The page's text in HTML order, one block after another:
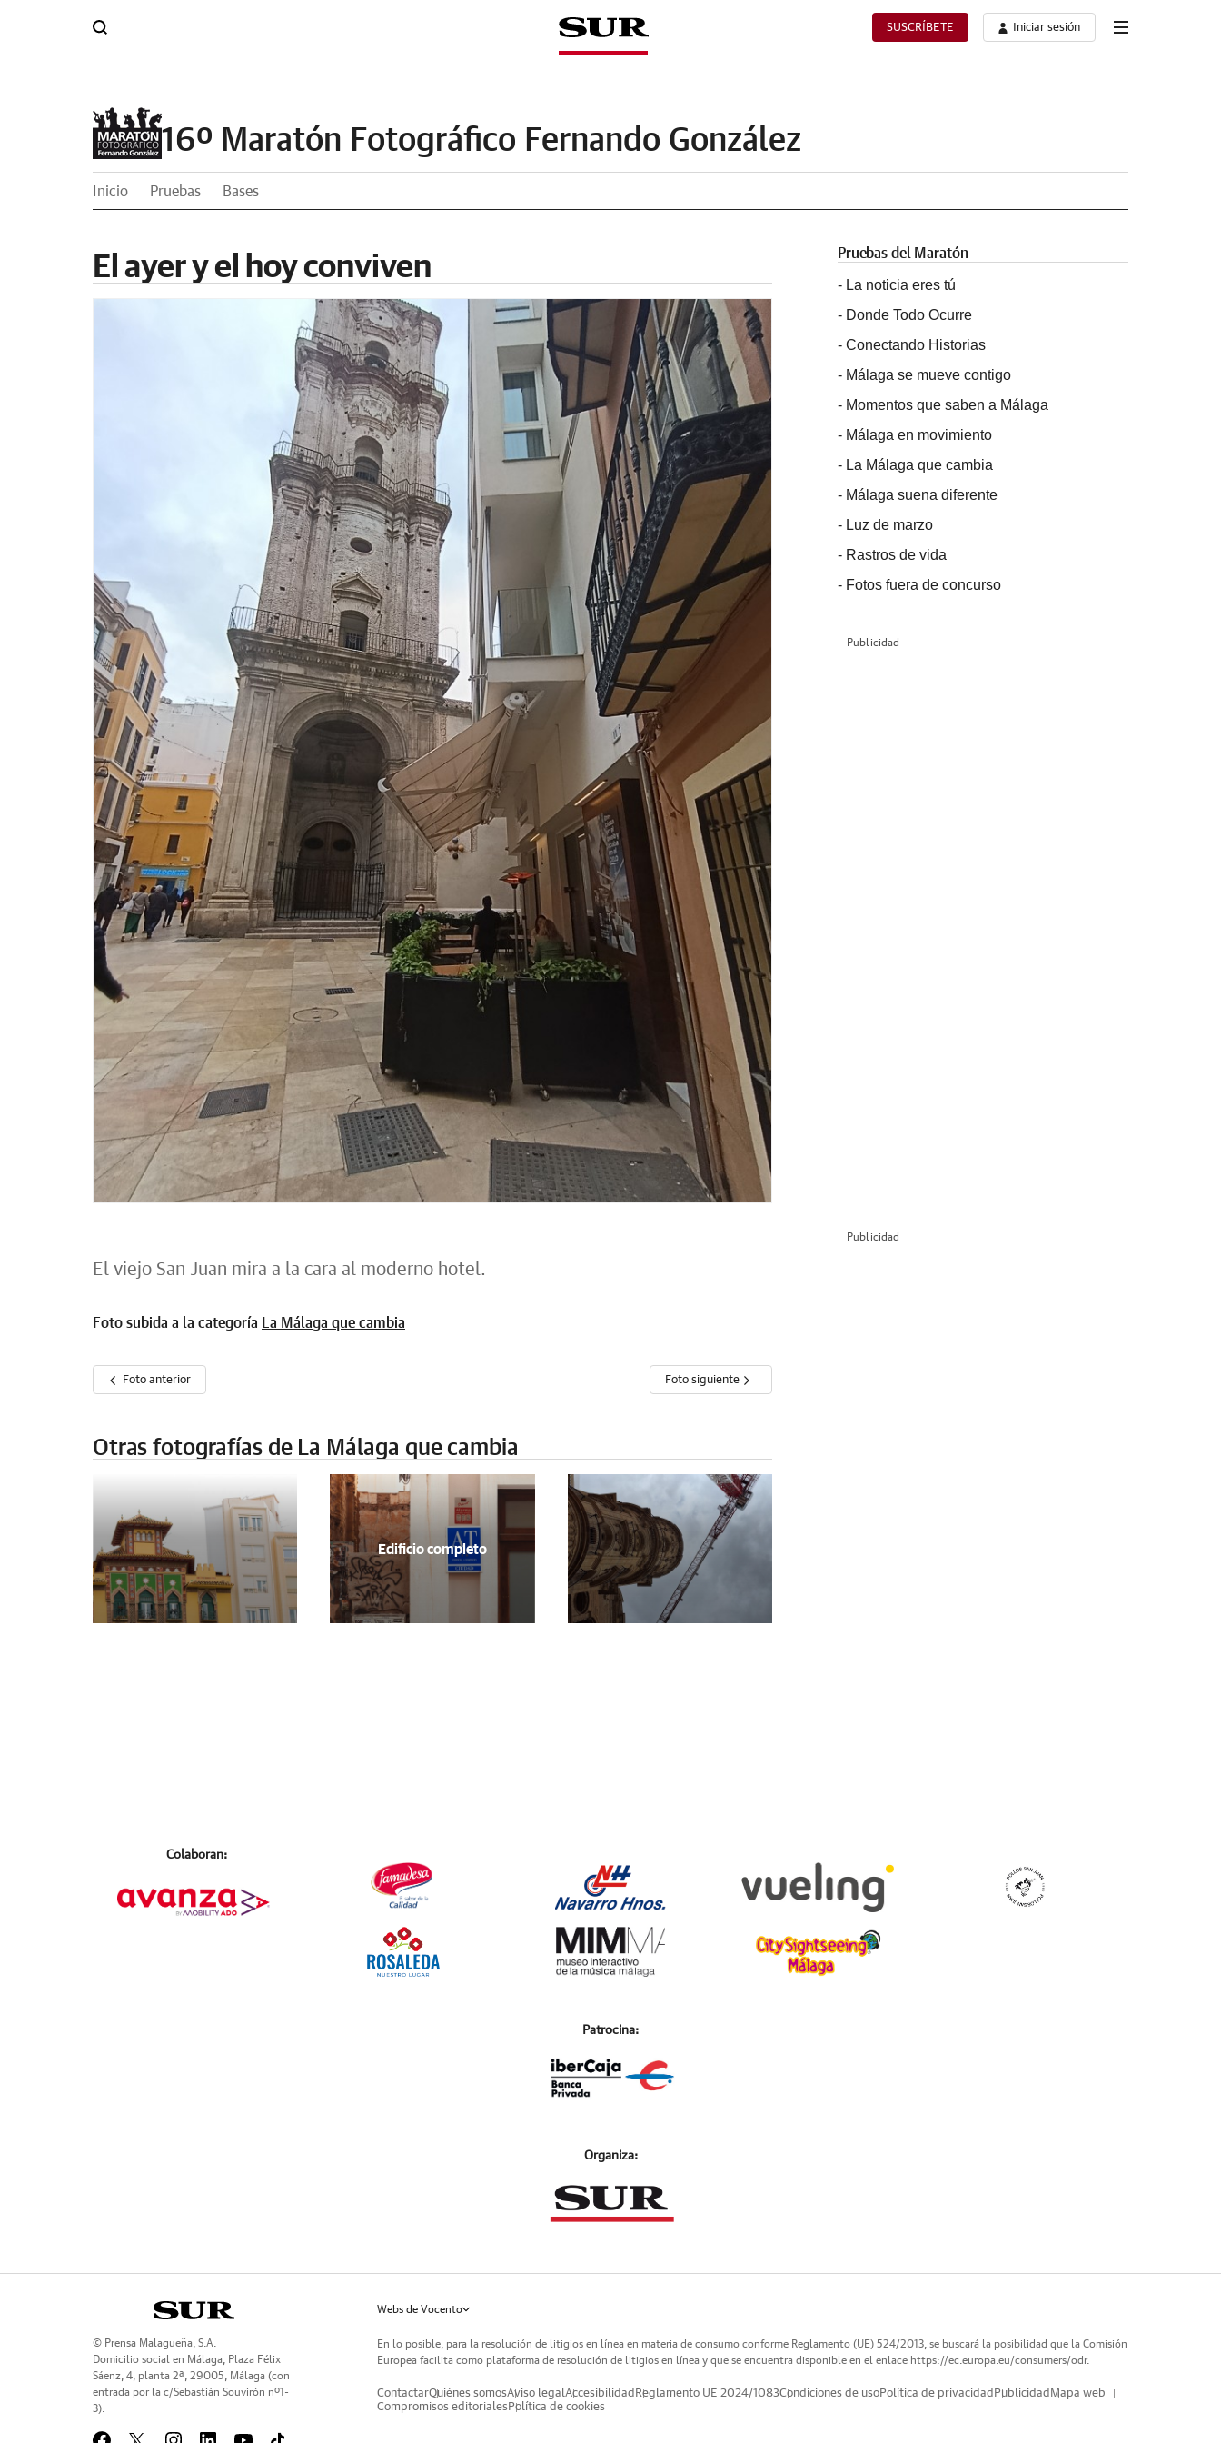
SUSCRÍBETE Iniciar sesión
16º Maratón Fotográfico Fernando González
Inicio Pruebas Bases
El ayer y el hoy conviven
El viejo San Juan mira a la cara al moderno hotel.
Foto subida a la categoría La Málaga que cambia
Foto anterior Foto siguiente
Otras fotografías de La Málaga que cambia
Edificio completo
Pruebas del Maratón
- La noticia eres tú
- Donde Todo Ocurre
- Conectando Historias
- Málaga se mueve contigo
- Momentos que saben a Málaga
- Málaga en movimiento
- La Málaga que cambia
- Málaga suena diferente
- Luz de marzo
- Rastros de vida
- Fotos fuera de concurso
Publicidad
Publicidad
Colaboran:
Patrocina:
Organiza:
© Prensa Malagueña, S.A.
Domicilio social en Málaga, Plaza Félix
Sáenz, 4, planta 2ª, 29005, Málaga (con
entrada por la c/Sebastián Souvirón nº1-
3).
Webs de Vocento
En lo posible, para la resolución de litigios en línea en materia de consumo conforme Reglamento (UE) 524/2013, se buscará la posibilidad que la Comisión
Europea facilita como plataforma de resolución de litigios en línea y que se encuentra disponible en el enlace https://ec.europa.eu/consumers/odr.
ContactarQuiénes somosAviso legalAccesibilidad Reglamento UE 2024/1083Condiciones de usoPolítica de privacidad Publicidad Mapa web
Compromisos editorialesPolítica de cookies